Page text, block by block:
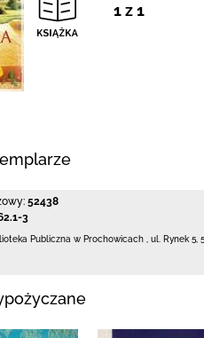
1 z 1
52438
3
Publiczna w Prochowicach ul. Rynek 5